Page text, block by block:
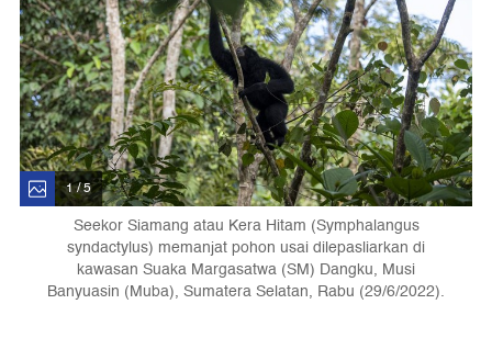
1 / 5
Seekor Siamang atau Kera Hitam (Symphalangus
syndactylus) memanjat pohon usai dilepasliarkan di
kawasan Suaka Margasatwa (SM) Dangku, Musi
Banyuasin (Muba), Sumatera Selatan, Rabu (29/6/2022).